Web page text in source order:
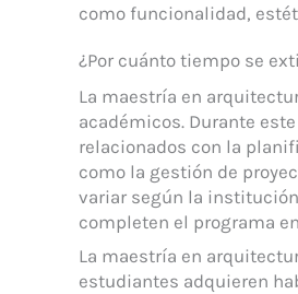
como funcionalidad,
¿Por cuánto tiempo se
La maestría en
académicos. Durante
relacionados con la
como la gestión de
variar según la
completen el programa
La maestría en
estudiantes adquieren